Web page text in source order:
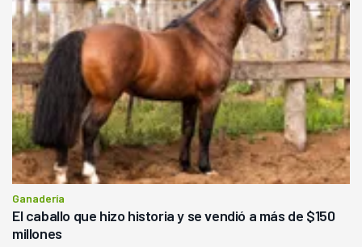
Ganadería
El caballo que hizo historia y se vendió a más de $150
millones